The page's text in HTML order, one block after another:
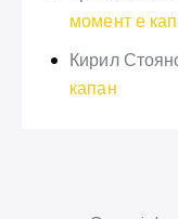
момент е
Кирил
капан